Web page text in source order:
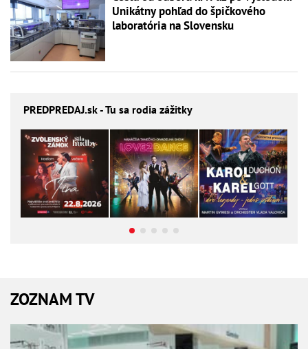
Unikátny pohľad do špičkového
laboratória na Slovensku
PREDPREDAJ.sk - Tu sa rodia zážitky
ZOZNAM TV